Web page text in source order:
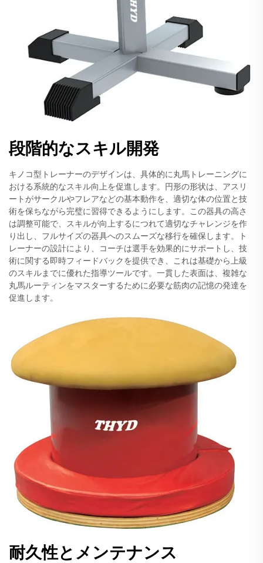
段階的なスキル開発
キノコ型トレーナーのデザインは、具体的に丸馬トレーニングに
おける系統的なスキル向上を促進します。円形の形状は、アスリ
ートがサークルやフレアなどの基本動作を、適切な体の位置と技
術を保ちながら完璧に習得できるようにします。この器具の高さ
は調整可能で、スキルが向上するにつれて適切なチャレンジを作
り出し、フルサイズの器具へのスムーズな移行を確保します。ト
レーナーの設計により、コーチは選手を効果的にサポートし、技
術に関する即時フィードバックを提供でき、これは基礎から上級
のスキルまでに優れた指導ツールです。一貫した表面は、複雑な
丸馬ルーティンをマスターするために必要な筋肉の記憶の発達を
促進します。
耐久性とメンテナンス